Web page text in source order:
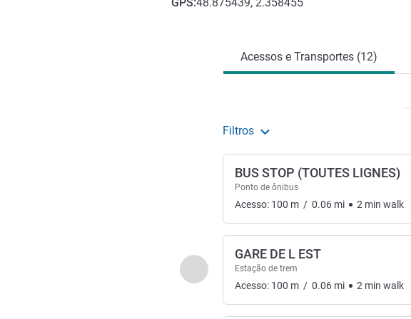
Acessos e Transportes (12)
Filtros
Anterior - Acessos e Transportes
BUS STOP (TOUTES LIGNES)
Ponto de ônibus
Acesso: 100 m / 0.06 mi 2 min walk
GARE DE L EST
Estação de trem
Acesso: 100 m / 0.06 mi 2 min walk